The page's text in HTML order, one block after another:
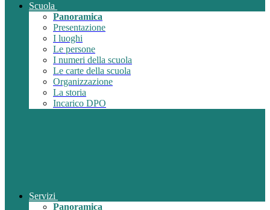
Scuola
Panoramica
Presentazione
I luoghi
Le persone
I numeri della scuola
Le carte della scuola
Organizzazione
La storia
Incarico DPO
Servizi
Panoramica